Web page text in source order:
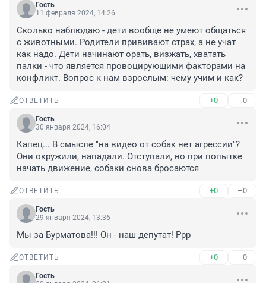
Гость
11 февраля 2024, 14:26
Сколько наблюдаю - дети вообще не умеют общаться
с животными. Родители прививают страх, а не учат
как надо. Дети начинают орать, визжать, хватать
палки - что является провоцирующими факторами на
конфликт. Вопрос к нам взрослым: чему учим и как?
ОТВЕТИТЬ +0 –0
Гость
30 января 2024, 16:04
Капец... В смысле "на видео от собак нет агрессии"?
Они окружили, нападали. Отступали, но при попытке
начать движение, собаки снова бросаются
ОТВЕТИТЬ +0 –0
Гость
29 января 2024, 13:36
Мы за Бурматова!!! Он - наш депутат! Ррр
ОТВЕТИТЬ +0 –0
Гость